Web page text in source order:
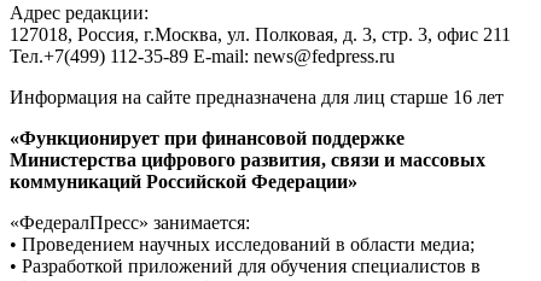
Адрес редакции:
127018, Россия, г.Москва, ул. Полковая, д. 3, стр. 3, офис 211
Тел.+7(499) 112-35-89 E-mail: news@fedpress.ru
Информация на сайте предназначена для лиц старше 16 лет
«Функционирует при финансовой поддержке
Министерства цифрового развития, связи и массовых
коммуникаций Российской Федерации»
«ФедералПресс» занимается:
• Проведением научных исследований в области медиа;
• Разработкой приложений для обучения специалистов в